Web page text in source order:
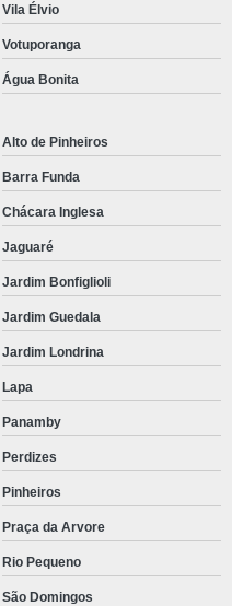
Vila Élvio
Votuporanga
Água Bonita
Alto de Pinheiros
Barra Funda
Chácara Inglesa
Jaguaré
Jardim Bonfiglioli
Jardim Guedala
Jardim Londrina
Lapa
Panamby
Perdizes
Pinheiros
Praça da Arvore
Rio Pequeno
São Domingos